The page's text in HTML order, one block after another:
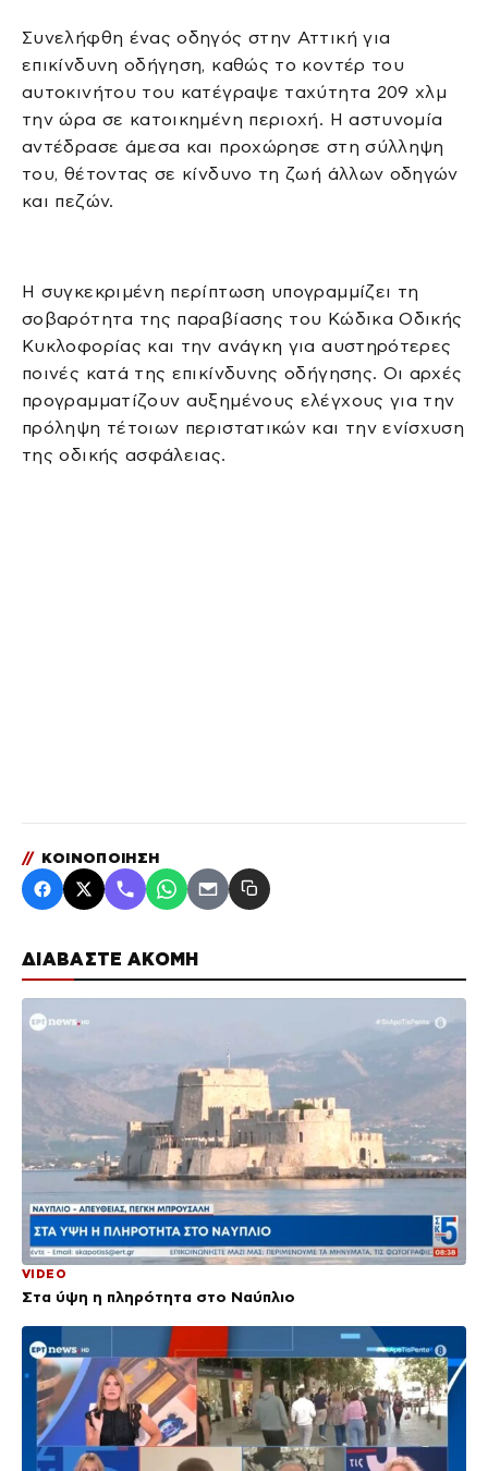
ΔΙΑΒΑΣΤΕ ΑΚΟΜΗ
VIDEO
Στα ύψη η πληρότητα στο Ναύπλιο
Συνελήφθη ένας οδηγός στην Αττική για
επικίνδυνη οδήγηση, καθώς το κοντέρ του
αυτοκινήτου του κατέγραψε ταχύτητα 209 χλμ
την ώρα σε κατοικημένη περιοχή. Η αστυνομία
αντέδρασε άμεσα και προχώρησε στη σύλληψη
του, θέτοντας σε κίνδυνο τη ζωή άλλων οδηγών
και πεζών.
Η συγκεκριμένη περίπτωση υπογραμμίζει τη
σοβαρότητα της παραβίασης του Κώδικα Οδικής
Κυκλοφορίας και την ανάγκη για αυστηρότερες
ποινές κατά της επικίνδυνης οδήγησης. Οι αρχές
προγραμματίζουν αυξημένους ελέγχους για την
πρόληψη τέτοιων περιστατικών και την ενίσχυση
της οδικής ασφάλειας.
// ΚΟΙΝΟΠΟΙΗΣΗ